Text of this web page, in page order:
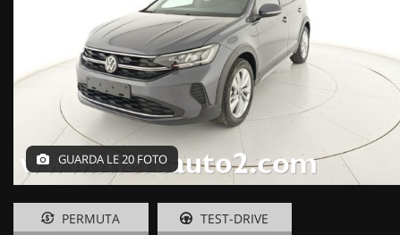
GUARDA LE 20 FOTO
PERMUTA TEST-DRIVE